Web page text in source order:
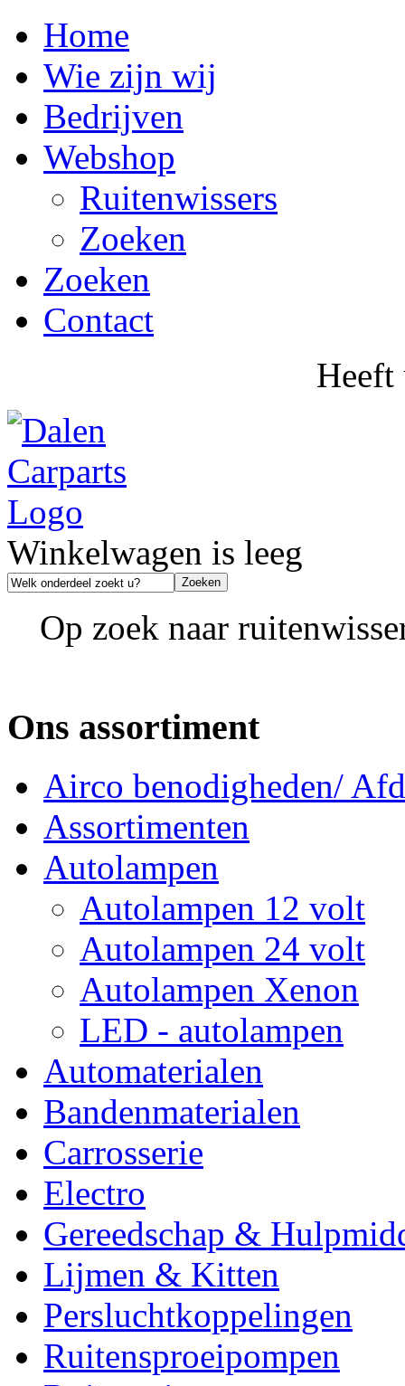
Home
Wie zijn wij
Bedrijven
Webshop
Ruitenwissers
Zoeken
Zoeken
Contact
Heeft
Winkelwagen is leeg
Op zoek naar
Ons assortiment
Airco benodigheden/
Assortimenten
Autolampen
Autolampen 12 volt
Autolampen 24 volt
Autolampen Xenon
LED - autolampen
Automaterialen
Bandenmaterialen
Carrosserie
Electro
Gereedschap &
Lijmen & Kitten
Persluchtkoppelingen
Ruitensproeipompen